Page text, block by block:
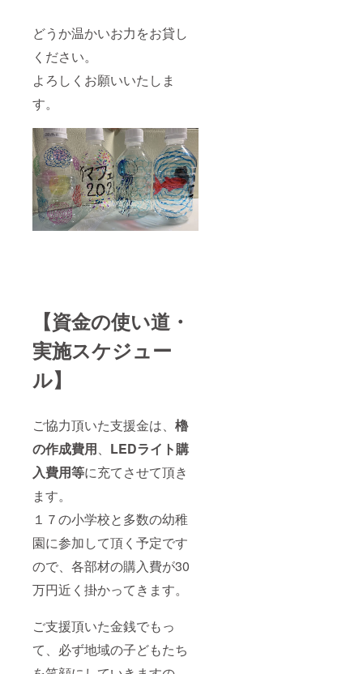
どうか温かいお力をお貸し
ください。
よろしくお願いいたしま
す。
【資金の使い道・
実施スケジュー
ル】
ご協力頂いた支援金は、 櫓
の作成費用、 LEDライト購
入費用等に充てさせて頂き
ます。
１７の小学校と多数の幼稚
園に参加して頂く予定です
ので、各部材の購入費が30
万円近く掛かってきます。
ご支援頂いた金銭でもっ
て、必ず地域の子どもたち